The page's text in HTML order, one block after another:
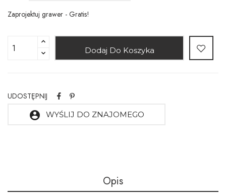
Zaprojektuj grawer - Gratis!
Dodaj Do Koszyka
UDOSTĘPNIJ
account_circle WYŚLIJ DO ZNAJOMEGO
Opis